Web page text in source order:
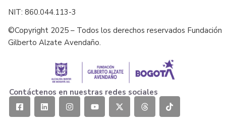
NIT: 860.044.113-3
©Copyright 2025 – Todos los derechos reservados Fundación
Gilberto Alzate Avendaño.
Contáctenos en nuestras redes sociales